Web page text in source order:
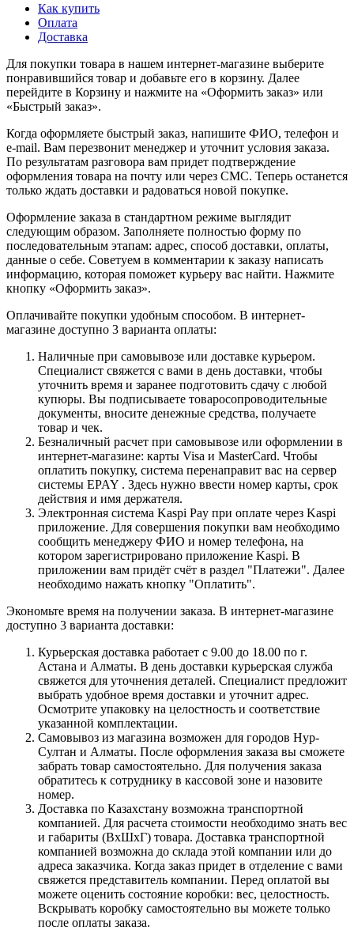
Как купить
Оплата
Доставка
Для покупки товара в нашем интернет-магазине выберите
понравившийся товар и добавьте его в корзину. Далее
перейдите в Корзину и нажмите на «Оформить заказ» или
«Быстрый заказ».
Когда оформляете быстрый заказ, напишите ФИО, телефон и
e-mail. Вам перезвонит менеджер и уточнит условия заказа.
По результатам разговора вам придет подтверждение
оформления товара на почту или через СМС. Теперь останется
только ждать доставки и радоваться новой покупке.
Оформление заказа в стандартном режиме выглядит
следующим образом. Заполняете полностью форму по
последовательным этапам: адрес, способ доставки, оплаты,
данные о себе. Советуем в комментарии к заказу написать
информацию, которая поможет курьеру вас найти. Нажмите
кнопку «Оформить заказ».
Оплачивайте покупки удобным способом. В интернет-
магазине доступно 3 варианта оплаты:
Наличные при самовывозе или доставке курьером.
Специалист свяжется с вами в день доставки, чтобы
уточнить время и заранее подготовить сдачу с любой
купюры. Вы подписываете товаросопроводительные
документы, вносите денежные средства, получаете
товар и чек.
Безналичный расчет при самовывозе или оформлении в
интернет-магазине: карты Visa и MasterCard. Чтобы
оплатить покупку, система перенаправит вас на сервер
системы EPAY . Здесь нужно ввести номер карты, срок
действия и имя держателя.
Электронная система Kaspi Pay при оплате через Kaspi
приложение. Для совершения покупки вам необходимо
сообщить менеджеру ФИО и номер телефона, на
котором зарегистрировано приложение Kaspi. В
приложении вам придёт счёт в раздел "Платежи". Далее
необходимо нажать кнопку "Оплатить".
Экономьте время на получении заказа. В интернет-магазине
доступно 3 варианта доставки:
Курьерская доставка работает с 9.00 до 18.00 по г.
Астана и Алматы. В день доставки курьерская служба
свяжется для уточнения деталей. Специалист предложит
выбрать удобное время доставки и уточнит адрес.
Осмотрите упаковку на целостность и соответствие
указанной комплектации.
Самовывоз из магазина возможен для городов Нур-
Султан и Алматы. После оформления заказа вы сможете
забрать товар самостоятельно. Для получения заказа
обратитесь к сотруднику в кассовой зоне и назовите
номер.
Доставка по Казахстану возможна транспортной
компанией. Для расчета стоимости необходимо знать вес
и габариты (ВхШхГ) товара. Доставка транспортной
компанией возможна до склада этой компании или до
адреса заказчика. Когда заказ придет в отделение с вами
свяжется представитель компании. Перед оплатой вы
можете оценить состояние коробки: вес, целостность.
Вскрывать коробку самостоятельно вы можете только
после оплаты заказа.